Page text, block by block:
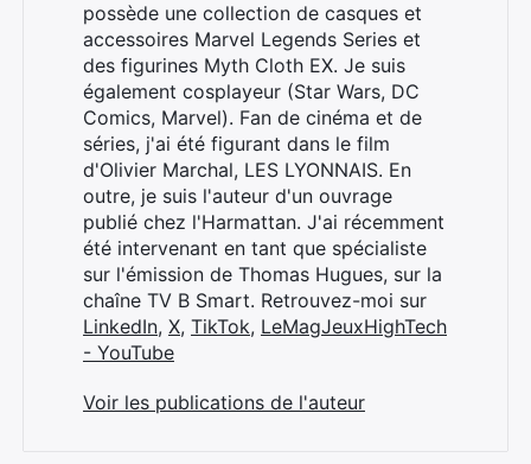
possède une collection de casques et
accessoires Marvel Legends Series et
des figurines Myth Cloth EX. Je suis
également cosplayeur (Star Wars, DC
Comics, Marvel). Fan de cinéma et de
séries, j'ai été figurant dans le film
d'Olivier Marchal, LES LYONNAIS. En
outre, je suis l'auteur d'un ouvrage
publié chez l'Harmattan. J'ai récemment
été intervenant en tant que spécialiste
sur l'émission de Thomas Hugues, sur la
chaîne TV B Smart. Retrouvez-moi sur
LinkedIn, X, TikTok, LeMagJeuxHighTech
- YouTube
Voir les publications de l'auteur